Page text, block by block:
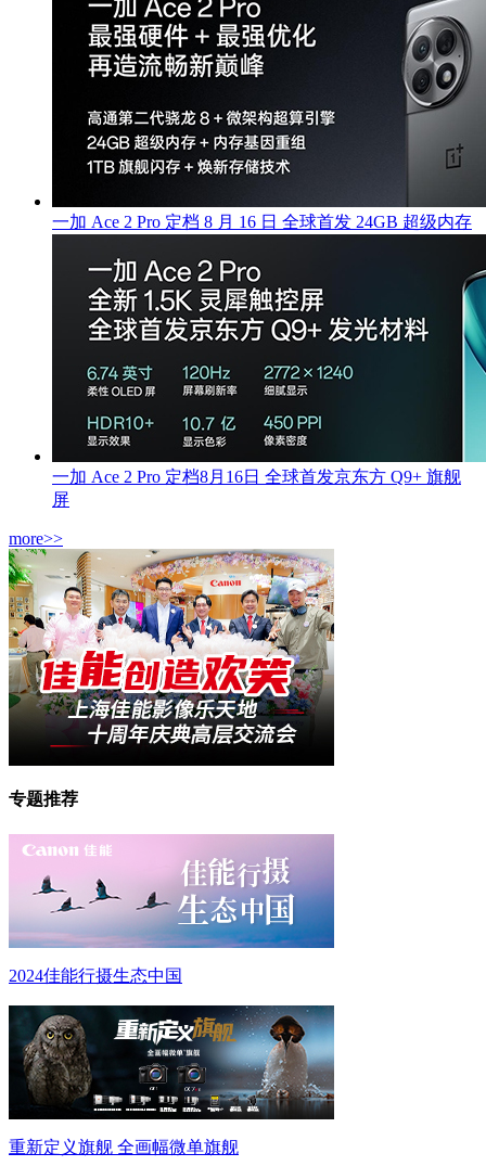
一加 Ace 2 Pro 定档 8 月 16 日 全球首发 24GB 超级内存
一加 Ace 2 Pro 定档8月16日 全球首发京东方 Q9+ 旗舰
屏
more>>
专题推荐
2024佳能行摄生态中国
重新定义旗舰 全画幅微单旗舰